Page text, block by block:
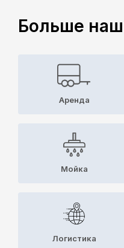
Больше
Аренда
Мойка
Логистика